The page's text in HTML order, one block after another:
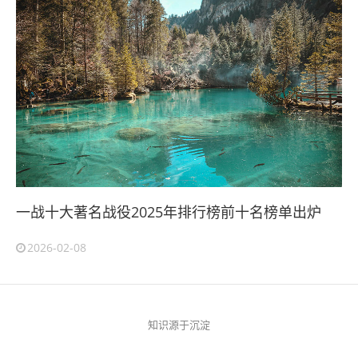
一战十大著名战役2025年排行榜前十名榜单出炉
2026-02-08
知识源于沉淀